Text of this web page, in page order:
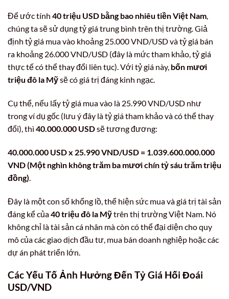
Để ước tính 40 triệu USD bằng bao nhiêu tiền Việt Nam,
chúng ta sẽ sử dụng tỷ giá trung bình trên thị trường. Giả
định tỷ giá mua vào khoảng 25.000 VND/USD và tỷ giá bán
ra khoảng 26.000 VND/USD (đây là mức tham khảo, tỷ giá
thực tế có thể thay đổi liên tục). Với tỷ giá này, bốn mươi
triệu đô la Mỹsẽ có giá trị đáng kinh ngạc.
Cụ thể, nếu lấy tỷ giá mua vào là 25.990 VND/USD như
trong ví dụ gốc (lưu ý đây là tỷ giá tham khảo và có thể thay
đổi), thì 40.000.000 USDsẽ tương đương:
40.000.000 USD x 25.990 VND/USD = 1.039.600.000.000
VND (Một nghìn không trăm ba mươi chín tỷ sáu trăm triệu
đồng)
Đây là một con số khổng lồ, thể hiện sức mua và giá trị tài sản
đáng kể của40 triệu đô la Mỹtrên thị trường Việt Nam. Nó
không chỉ là tài sản cá nhân mà còn có thể đại diện cho quy
mô của các giao dịch đầu tư, mua bán doanh nghiệp hoặc các
dự án phát triển lớn.
Các Yếu Tố Ảnh Hưởng Đến Tỷ Giá Hối Đoái
USD/VND